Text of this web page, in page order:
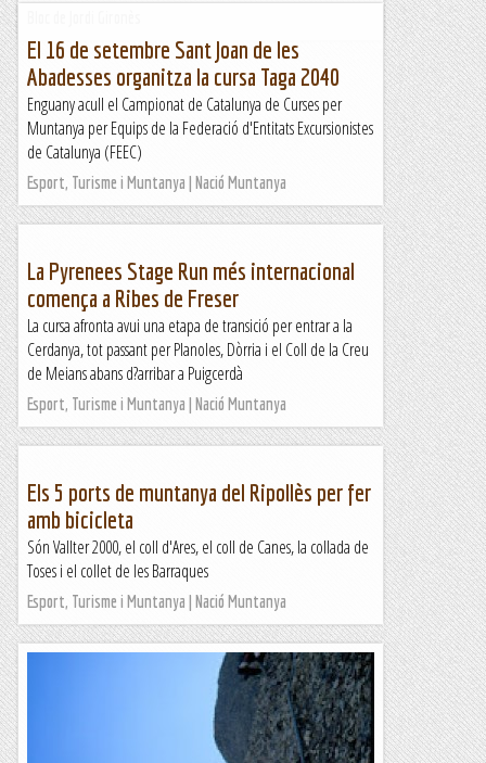
El 16 de setembre Sant Joan de les
Abadesses organitza la cursa Taga 2040
Enguany acull el Campionat de Catalunya de Curses per
Muntanya per Equips de la Federació d'Entitats Excursionistes
de Catalunya (FEEC)
Esport, Turisme i Muntanya | Nació Muntanya
La Pyrenees Stage Run més internacional
comença a Ribes de Freser
La cursa afronta avui una etapa de transició per entrar a la
Cerdanya, tot passant per Planoles, Dòrria i el Coll de la Creu
de Meians abans d?arribar a Puigcerdà
Esport, Turisme i Muntanya | Nació Muntanya
Els 5 ports de muntanya del Ripollès per fer
amb bicicleta
Són Vallter 2000, el coll d'Ares, el coll de Canes, la collada de
Toses i el collet de les Barraques
Esport, Turisme i Muntanya | Nació Muntanya